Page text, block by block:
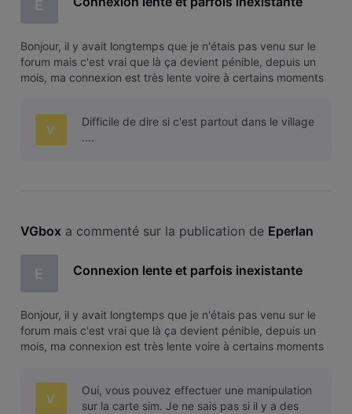
E
Bonjour, il y avait longtemps que je n'étais pas venu sur le
forum mais c'est vrai que là ça devient pénible, depuis un
mois, ma connexion est très lente voire à certains moments
V
Difficile de dire si c'est partout dans le village
....
VGbox a commenté sur la publication de Eperlan
E Connexion lente et parfois inexistante
Bonjour, il y avait longtemps que je n'étais pas venu sur le
forum mais c'est vrai que là ça devient pénible, depuis un
mois, ma connexion est très lente voire à certains moments
V
Oui, vous pouvez effectuer une manipulation
sur la carte sim. Je ne sais pas si il y a des